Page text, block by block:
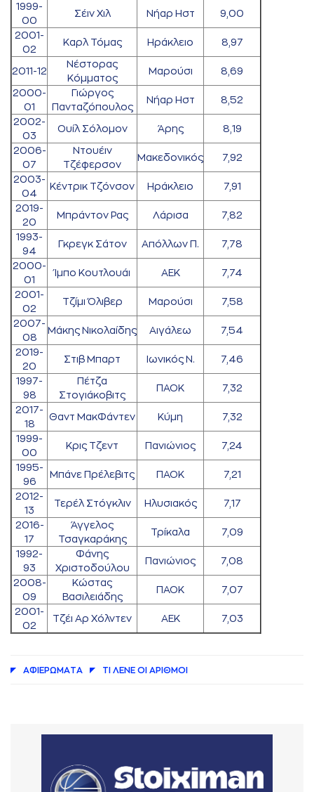
1999-
00
Σέιν Χιλ Νήαρ Ηστ 9,00
2001-
02
Καρλ Τόμας Ηράκλειο 8,97
2011-12
Νέστορας
Κόμματος
Μαρούσι 8,69
2000-
01
Γιώργος
Πανταζόπουλος
Νήαρ Ηστ 8,52
2002-
03
Ουίλ Σόλομον Άρης 8,19
2006-
07
Ντουέιν
Τζέφερσον
Μακεδονικός 7,92
2003-
04
Κέντρικ Τζόνσον Ηράκλειο 7,91
2019-
20
Μπράντον Ρας Λάρισα 7,82
1993-
94
Γκρεγκ Σάτον Απόλλων Π. 7,78
2000-
01
Ίμπο Κουτλουάι ΑΕΚ 7,74
2001-
02
Τζίμι Όλιβερ Μαρούσι 7,58
2007-
08
Μάκης Νικολαίδης Αιγάλεω 7,54
2019-
20
Στιβ Μπαρτ Ιωνικός Ν. 7,46
1997-
98
Πέτζα
Στογιάκοβιτς
ΠΑΟΚ 7,32
2017-
18
Θαντ ΜακΦάντεν Κύμη 7,32
1999-
00
Κρις Τζεντ Πανιώνιος 7,24
1995-
96
Μπάνε Πρέλεβιτς ΠΑΟΚ 7,21
2012-
13
Τερέλ Στόγκλιν Ηλυσιακός 7,17
2016-
17
Άγγελος
Τσαγκαράκης
Τρίκαλα 7,09
1992-
93
Φάνης
Χριστοδούλου
Πανιώνιος 7,08
2008-
09
Κώστας
Βασιλειάδης
ΠΑΟΚ 7,07
2001-
02
Τζέι Αρ Χόλντεν ΑΕΚ 7,03
AΦΙΕΡΩΜAΤA ΤΙ ΛΕΝΕ ΟΙ AΡΙΘΜΟΙ